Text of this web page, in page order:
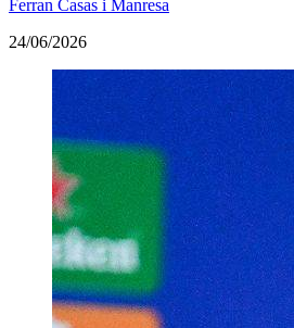
Ferran Casas i Manresa
24/06/2026